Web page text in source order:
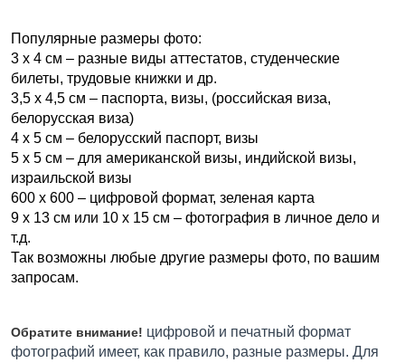
Популярные размеры фото:
3 x 4 см – разные виды аттестатов, студенческие
билеты, трудовые книжки и др.
3,5 x 4,5 см – паспорта, визы, (российская виза,
белорусская виза)
4 x 5 см – белорусский паспорт, визы
5 x 5 см – для американской визы, индийской визы,
израильской визы
600 x 600 – цифровой формат, зеленая карта
9 x 13 см или 10 x 15 см – фотография в личное дело и
т.д.
Так возможны любые другие размеры фото, по вашим
запросам.
Обратите внимание! цифровой и печатный формат
фотографий имеет, как правило, разные размеры. Для